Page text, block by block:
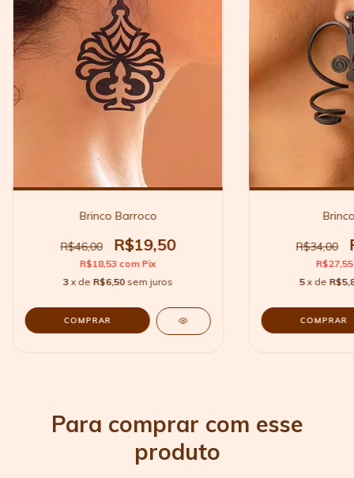
Brinco Barroco
R$46,00 R$19,50
R$18,53 com Pix
3 x de R$6,50 sem juros
R$34,00
5 x de
Para comprar com esse
produto